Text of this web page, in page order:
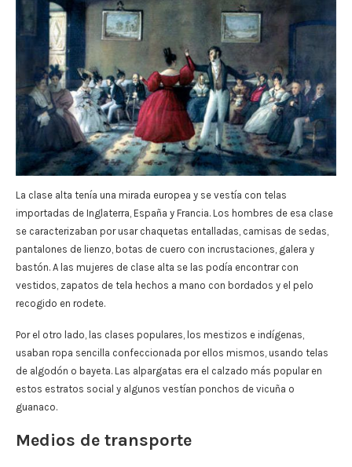
La clase alta tenía una mirada europea y se vestía con telas
importadas de Inglaterra, España y Francia. Los hombres de esa clase
se caracterizaban por usar chaquetas entalladas, camisas de sedas,
pantalones de lienzo, botas de cuero con incrustaciones, galera y
bastón. A las mujeres de clase alta se las podía encontrar con
vestidos, zapatos de tela hechos a mano con bordados y el pelo
recogido en rodete.
Por el otro lado, las clases populares, los mestizos e indígenas,
usaban ropa sencilla confeccionada por ellos mismos, usando telas
de algodón o bayeta. Las alpargatas era el calzado más popular en
estos estratos social y algunos vestían ponchos de vicuña o
guanaco.
Medios de transporte